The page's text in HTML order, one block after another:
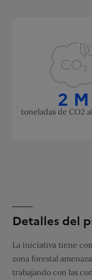
2 M
toneladas de CO2
Detalles del
La iniciativa tiene
zona forestal
trabajando con las